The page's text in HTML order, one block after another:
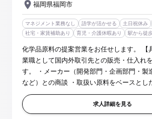
福岡県福岡市
マネジメント業務なし 語学が活かせる 土日祝休み
社宅・家賃補助あり
育児・介護休暇あり 駅から徒
化学品原料の提案営業をお任せします。 【具体的には】 ■営
業職として国内外取引先との販売・仕入れ
す。 ・メーカー（開発部門・企画部門・製
など）との商談 ・取扱い原料をベースとした企画提案 ・原料
の産地情報や国際相場の確認などのリサーチ な
景】 化学...
求人詳細を見る